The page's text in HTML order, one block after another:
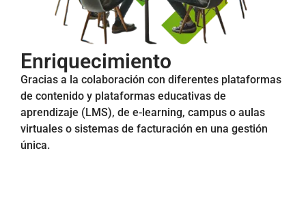
Enriquecimiento
Gracias a la colaboración con diferentes plataformas
de contenido y plataformas educativas de
aprendizaje (LMS), de e-learning, campus o aulas
virtuales o sistemas de facturación en una gestión
única.